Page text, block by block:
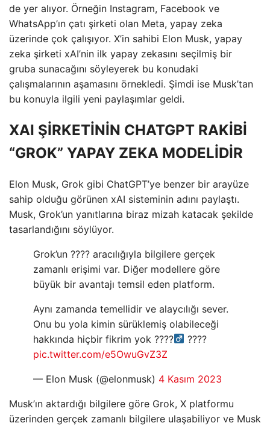
de yer alıyor. Örneğin Instagram, Facebook ve
WhatsApp’ın çatı şirketi olan Meta, yapay zeka
üzerinde çok çalışıyor. X’in sahibi Elon Musk, yapay
zeka şirketi xAI’nin ilk yapay zekasını seçilmiş bir
gruba sunacağını söyleyerek bu konudaki
çalışmalarının aşamasını örnekledi. Şimdi ise Musk’tan
bu konuyla ilgili yeni paylaşımlar geldi.
XAI ŞİRKETİNİN CHATGPT RAKİBİ
“GROK” YAPAY ZEKA MODELİDİR
Elon Musk, Grok gibi ChatGPT’ye benzer bir arayüze
sahip olduğu görünen xAI sisteminin adını paylaştı.
Musk, Grok’un yanıtlarına biraz mizah katacak şekilde
tasarlandığını söylüyor.
Grok’un ???? aracılığıyla bilgilere gerçek
zamanlı erişimi var. Diğer modellere göre
büyük bir avantajı temsil eden platform.
Aynı zamanda temellidir ve alaycılığı sever.
Onu bu yola kimin sürüklemiş olabileceği
hakkında hiçbir fikrim yok ????‍
????
pic.twitter.com/e5OwuGvZ3Z
— Elon Musk (@elonmusk) 4 Kasım 2023
Musk’ın aktardığı bilgilere göre Grok, X platformu
üzerinden gerçek zamanlı bilgilere ulaşabiliyor ve Musk